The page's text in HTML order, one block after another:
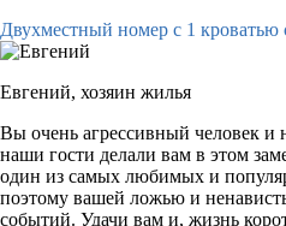
Двухместный номер с 1 кроватью
Евгений, хозяин жилья
Вы очень агрессивный человек
наши гости делали вам в этом
один из самых любимых и
поэтому вашей ложью и
событий. Удачи вам и, жизнь